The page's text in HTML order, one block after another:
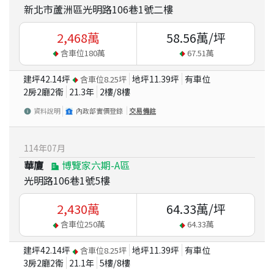
新北市蘆洲區光明路106巷1號二樓
2,468萬
含車位180萬
58.56萬/坪
67.51萬
建坪42.14坪 含車位8.25坪 地坪11.39坪 有車位
2房2廳2衛 21.3年 2樓/8樓
資料說明 內政部實價登錄 交易備註
114年07月
華廈
博覽家六期-A區
光明路106巷1號5樓
2,430萬
含車位250萬
64.33萬/坪
64.33萬
建坪42.14坪 含車位8.25坪 地坪11.39坪 有車位
3房2廳2衛 21.1年 5樓/8樓